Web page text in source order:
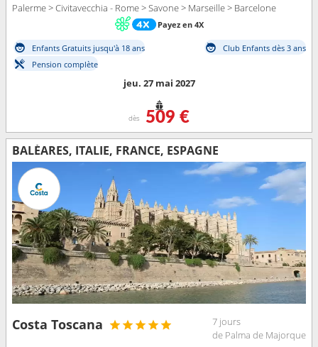
Palerme > Civitavecchia - Rome > Savone > Marseille > Barcelone
Payez en 4X
Enfants Gratuits jusqu'à 18 ans
Club Enfants dès 3 ans
Pension complète
jeu. 27 mai 2027
dès 509 €
BALÉARES, ITALIE, FRANCE, ESPAGNE
Costa Toscana
7 jours
de Palma de Majorque